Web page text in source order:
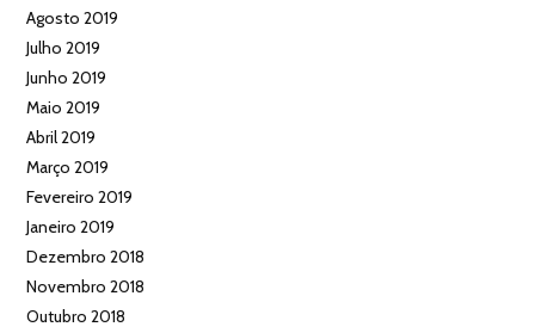
Agosto 2019
Julho 2019
Junho 2019
Maio 2019
Abril 2019
Março 2019
Fevereiro 2019
Janeiro 2019
Dezembro 2018
Novembro 2018
Outubro 2018